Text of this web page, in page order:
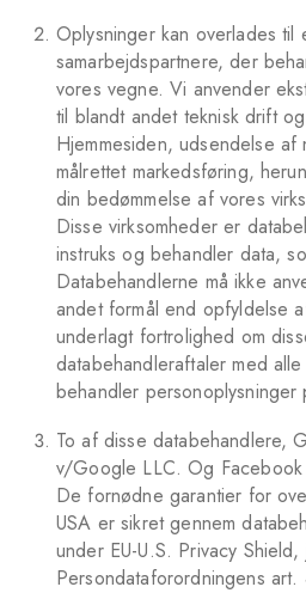
Oplysninger kan overlades til
samarbejdspartnere, der
vores vegne. Vi anvender
til blandt andet teknisk drift
Hjemmesiden, udsendelse af
målrettet markedsføring,
din bedømmelse af vores
Disse virksomheder er
instruks og behandler data,
Databehandlerne må ikke
andet formål end opfyldelse
underlagt fortrolighed om
databehandleraftaler med
behandler personoplysninger
To af disse databehandlere,
v/Google LLC. Og
De fornødne garantier for
USA er sikret gennem
under EU-U.S. Privacy Shield,
Persondataforordningens art.